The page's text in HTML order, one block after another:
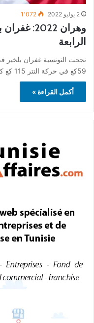
2 يوليو 2022 1٬072
وهران
الرابعة
نجحت التونسية غفران بلخير
59كغ في حركة النتر 115 كغ كما حققت المركز…
أكمل القراءة »